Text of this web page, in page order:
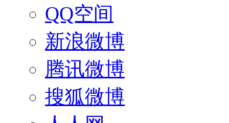
QQ空间
新浪微博
腾讯微博
搜狐微博